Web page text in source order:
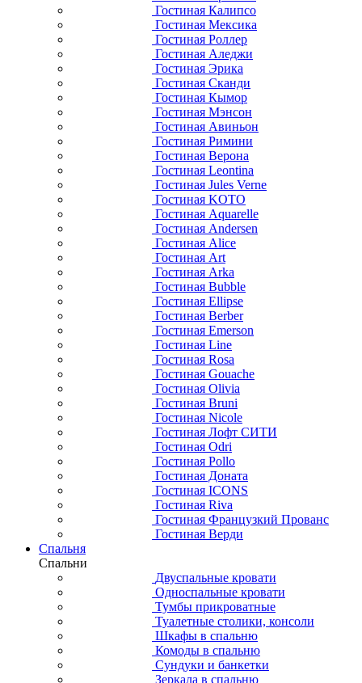
Гостиная Калипсо
Гостиная Мексика
Гостиная Роллер
Гостиная Аледжи
Гостиная Эрика
Гостиная Сканди
Гостиная Кымор
Гостиная Мэнсон
Гостиная Авиньон
Гостиная Римини
Гостиная Верона
Гостиная Leontina
Гостиная Jules Verne
Гостиная KOTO
Гостиная Aquarelle
Гостиная Andersen
Гостиная Alice
Гостиная Art
Гостиная Arka
Гостиная Bubble
Гостиная Ellipse
Гостиная Berber
Гостиная Emerson
Гостиная Line
Гостиная Rosa
Гостиная Gouache
Гостиная Olivia
Гостиная Bruni
Гостиная Nicole
Гостиная Лофт СИТИ
Гостиная Odri
Гостиная Pollo
Гостиная Доната
Гостиная ICONS
Гостиная Riva
Гостиная Французкий Прованс
Гостиная Верди
Спальня
Спальни
Двуспальные кровати
Односпальные кровати
Тумбы прикроватные
Туалетные столики, консоли
Шкафы в спальню
Комоды в спальню
Сундуки и банкетки
Зеркала в спальню